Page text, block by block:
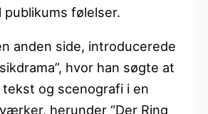
publikums følelser.
anden side, introducerede
hvor han søgte at
og scenografi i en
herunder “Der Ring